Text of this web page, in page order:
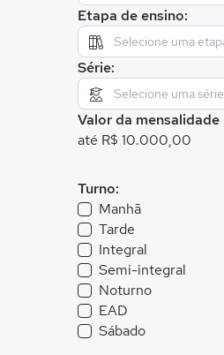
Etapa de ensino:
Série:
Valor da mensalidade
até R$ 10.000,00
Turno:
Manhã
Tarde
Integral
Semi-integral
Noturno
EAD
Sábado